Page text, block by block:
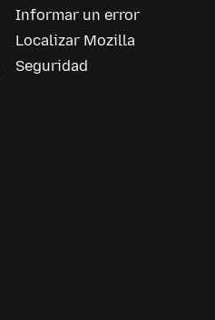
Informar un error
Localizar Mozilla
Seguridad